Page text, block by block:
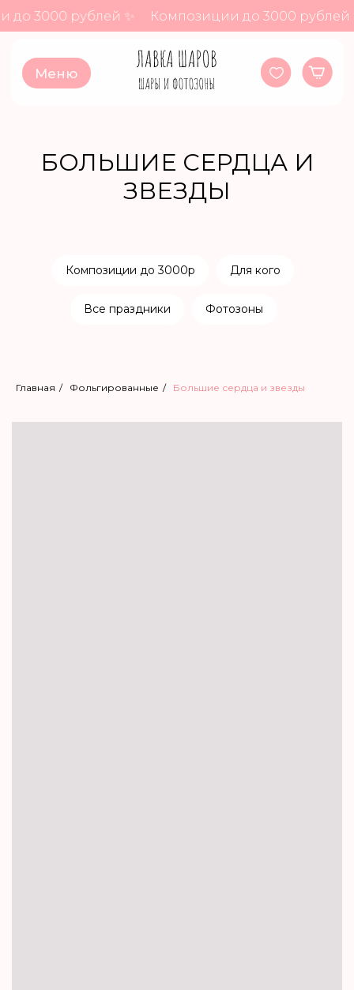
3000 рублей ✨ Композиции до 3000 рублей
БОЛЬШИЕ СЕРДЦА И
ЗВЕЗДЫ
Композиции до 3000р Для кого
Все праздники Фотозоны
Главная / Фольгированные / Большие сердца и звезды